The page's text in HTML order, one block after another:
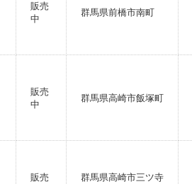
販売
中
群馬県前橋市南町
販売
中
群馬県高崎市飯塚町
販売
群馬県高崎市三ツ寺